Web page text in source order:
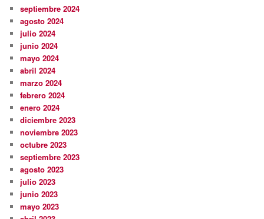
septiembre 2024
agosto 2024
julio 2024
junio 2024
mayo 2024
abril 2024
marzo 2024
febrero 2024
enero 2024
diciembre 2023
noviembre 2023
octubre 2023
septiembre 2023
agosto 2023
julio 2023
junio 2023
mayo 2023